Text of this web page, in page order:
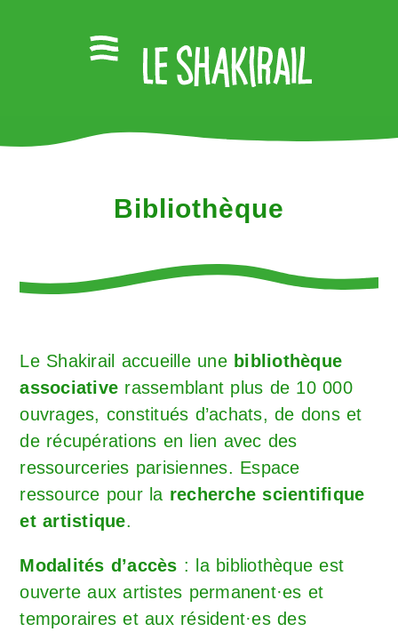
Bibliothèque
Le Shakirail accueille unebibliothèque
associative rassemblant plus de 10 000
ouvrages, constitués d’achats, de dons et
de récupérations en lien avec des
ressourceries parisiennes. Espace
ressource pour la recherche scientifique
et artistique.
Modalités d’accès : la bibliothèque est
ouverte aux artistes permanent·es et
temporaires et aux résident·es des